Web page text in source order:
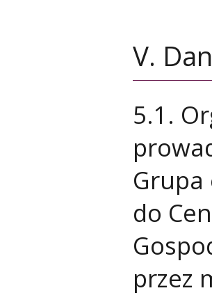
V.
5.1.
Grupa
do
przez